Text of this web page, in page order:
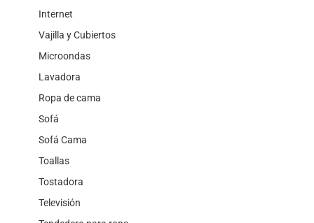
Internet
Vajilla y Cubiertos
Microondas
Lavadora
Ropa de cama
Sofá
Sofá Cama
Toallas
Tostadora
Televisión